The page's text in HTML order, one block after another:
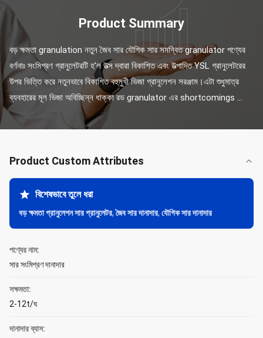
Product Summary
বড় ক্ষমতা granulation নতুন জৈব সার যৌগিক সার সমন্বিত granulator পণ্যের
বর্ণনাঃ সংমিশ্রণ গ্রানুলেটরটি হ'ল উত্স দ্বারা বিকাশিত এবং উত্পাদিত YSL গ্রানুলেটরের
উপর ভিত্তি করে নতুনভাবে বিকাশিত বহুমুখী ভিজা গ্রানুলেশন সরঞ্জাম।এটা শুধুমাত্র
ব্যবহারের মূল ভিজা অবিচ্ছিন্ন ধাক্কা রড granulator এর shortcomings ...
Product Custom Attributes
বিশেষভাবে তুলে ধরা
বড় ক্ষমতা গ্রানুলেশন সার গ্রানুলেটর,জৈব সার দানাদার, যৌগিক সার দানাদার
পণ্যের নাম:
সার সংমিশ্রণ দানাদার
সক্ষমতা:
2-12t/ঘ
দানাদার ব্যাস: